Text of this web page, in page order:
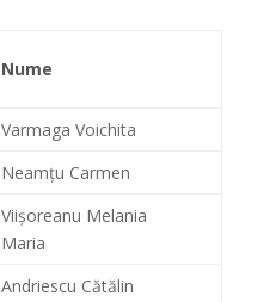
Nume
Varmaga Voichita
Neamțu Carmen
Viișoreanu Melania
Maria
Andriescu Cătălin